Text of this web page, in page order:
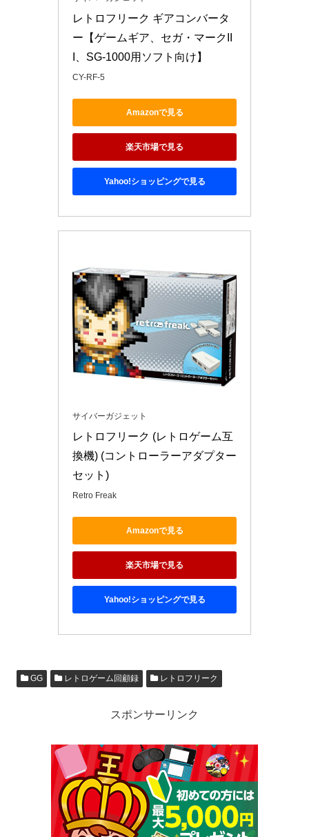
レトロフリーク ギアコンバータ
ー【ゲームギア、セガ・マークII
I、SG-1000用ソフト向け】
CY-RF-5
Amazonで見る
楽天市場で見る
Yahoo!ショッピングで見る
サイバーガジェット
レトロフリーク (レトロゲーム互
換機) (コントローラーアダプター
セット)
Retro Freak
Amazonで見る
楽天市場で見る
Yahoo!ショッピングで見る
GG レトロゲーム回顧録 レトロフリーク
スポンサーリンク